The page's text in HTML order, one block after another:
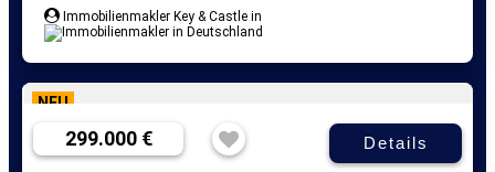
Immobilienmakler Key & Castle in
NEU
299.000 € Details